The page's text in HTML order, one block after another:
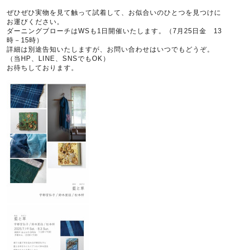
ぜひぜひ実物を見て触って試着して、お似合いのひとつを見つけに
お運びください。
ダーニングブローチはWSも1日開催いたします。（7月25日金 13
時－15時）
詳細は別途告知いたしますが、お問い合わせはいつでもどうぞ。
（当HP、LINE、SNSでもOK）
お待ちしております。